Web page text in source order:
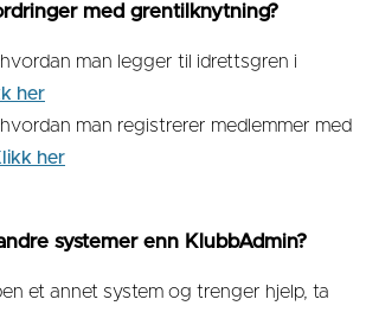
med grentilknytning?
hvordan man legger til idrettsgren i
her
hvordan man registrerer medlemmer med
her
systemer enn KlubbAdmin?
et annet system og trenger hjelp, ta